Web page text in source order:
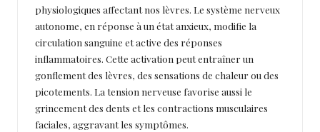
physiologiques affectant nos lèvres. Le système nerveux
autonome, en réponse à un état anxieux, modifie la
circulation sanguine et active des réponses
inflammatoires. Cette activation peut entraîner un
gonflement des lèvres, des sensations de chaleur ou des
picotements. La tension nerveuse favorise aussi le
grincement des dents et les contractions musculaires
faciales, aggravant les symptômes.